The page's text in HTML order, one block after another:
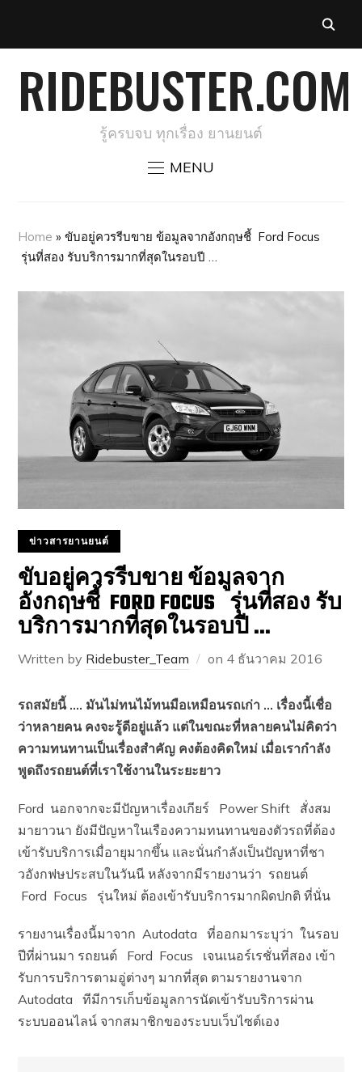
RIDEBUSTER.COM
รู้ครบจบ ทุกเรื่อง ยานยนต์
MENU
Home »ขับอยู่ควรรีบขาย ข้อมูลจากอังกฤษชี้ Ford Focus
รุ่นที่สอง รับบริการมากที่สุดในรอบปี …
ข่าวสารยานยนต์
ขับอยู่ควรรีบขาย ข้อมูลจาก
อังกฤษชี้ FORD FOCUS รุ่นที่สอง รับ
บริการมากที่สุดในรอบปี …
Written by Ridebuster_Team on 4 ธันวาคม 2016
รถสมัยนี้ …. มันไม่ทนไม้ทนมือเหมือนรถเก่า … เรื่องนี้เชื่อ
ว่าหลายคน คงจะรู้ดีอยู่แล้ว แต่ในขณะที่หลายคนไม่คิดว่า
ความทนทานเป็นเรื่องสำคัญ คงต้องคิดใหม่ เมื่อเรากำลัง
พูดถึงรถยนต์ที่เราใช้งานในระยะยาว
Ford นอกจากจะมีปัญหาเรื่องเกียร์ Power Shift สั่งสม
มายาวนา ยังมีปัญหาในเรืองความทนทานของตัวรถที่ต้อง
เข้ารับบริการเมื่อายุมากขึ้น และนั่นกำลังเป็นปัญหาที่ชา
วอังกฟษประสบในวันนี หลังจากมีรายงานว่า รถยนต์
Ford Focus รุ่นใหม่ ต้องเข้ารับบริการมากผิดปกติ ที่นั่น
รายงานเรื่องนี้มาจาก Autodata ที่ออกมาระบุว่า ในรอบ
ปีที่ผ่านมา รถยนต์ Ford Focus เจนเนอร์เรชั่นที่สอง เข้า
รับการบริการตามอู่ต่างๆ มากที่สุด ตามรายงานจาก
Autodata ทีมีการเก็บข้อมูลการนัดเข้ารับบริการผ่าน
ระบบออนไลน์ จากสมาชิกของระบบเว็บไซต์เอง